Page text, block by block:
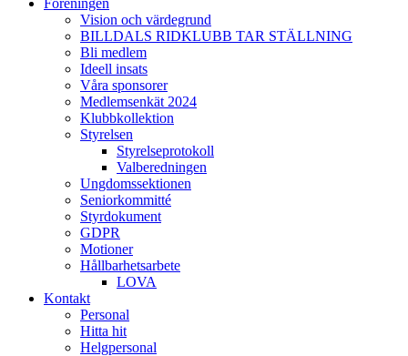
Föreningen
Vision och värdegrund
BILLDALS RIDKLUBB TAR STÄLLNING
Bli medlem
Ideell insats
Våra sponsorer
Medlemsenkät 2024
Klubbkollektion
Styrelsen
Styrelseprotokoll
Valberedningen
Ungdomssektionen
Seniorkommitté
Styrdokument
GDPR
Motioner
Hållbarhetsarbete
LOVA
Kontakt
Personal
Hitta hit
Helgpersonal